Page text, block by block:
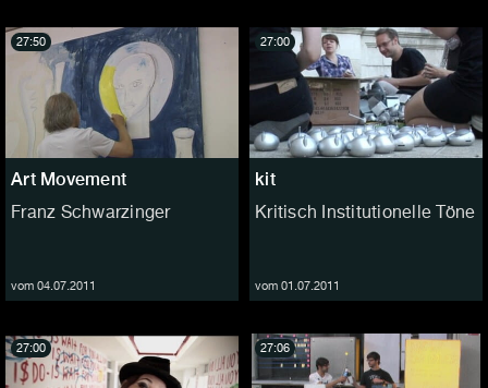
Art Movement
Franz Schwarzinger
vom 04.07.2011
27:50
kit
Kritisch Institutionelle Töne
vom 01.07.2011
27:00
27:00 27:06